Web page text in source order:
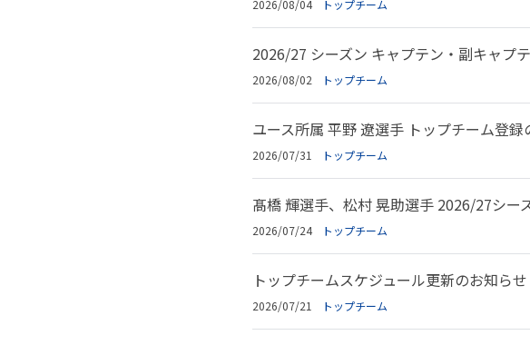
2026/08/04 トップチーム
2026/27 シーズン キャプテン・副キャプ
2026/08/02 トップチーム
ユース所属 平野 遼選手 トップチーム登録
2026/07/31 トップチーム
髙橋 輝選手、松村 晃助選手 2026/27シー
2026/07/24 トップチーム
トップチームスケジュール更新のお知らせ
2026/07/21 トップチーム